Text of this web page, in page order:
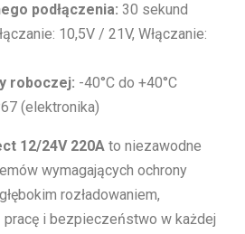
podłączenia: 30 sekund
10,5V / 21V, Włączanie:
roboczej: -40°C do +40°C
(elektronika)
12/24V 220A to niezawodne
wymagających ochrony
rozładowaniem,
pracę i bezpieczeństwo w każdej